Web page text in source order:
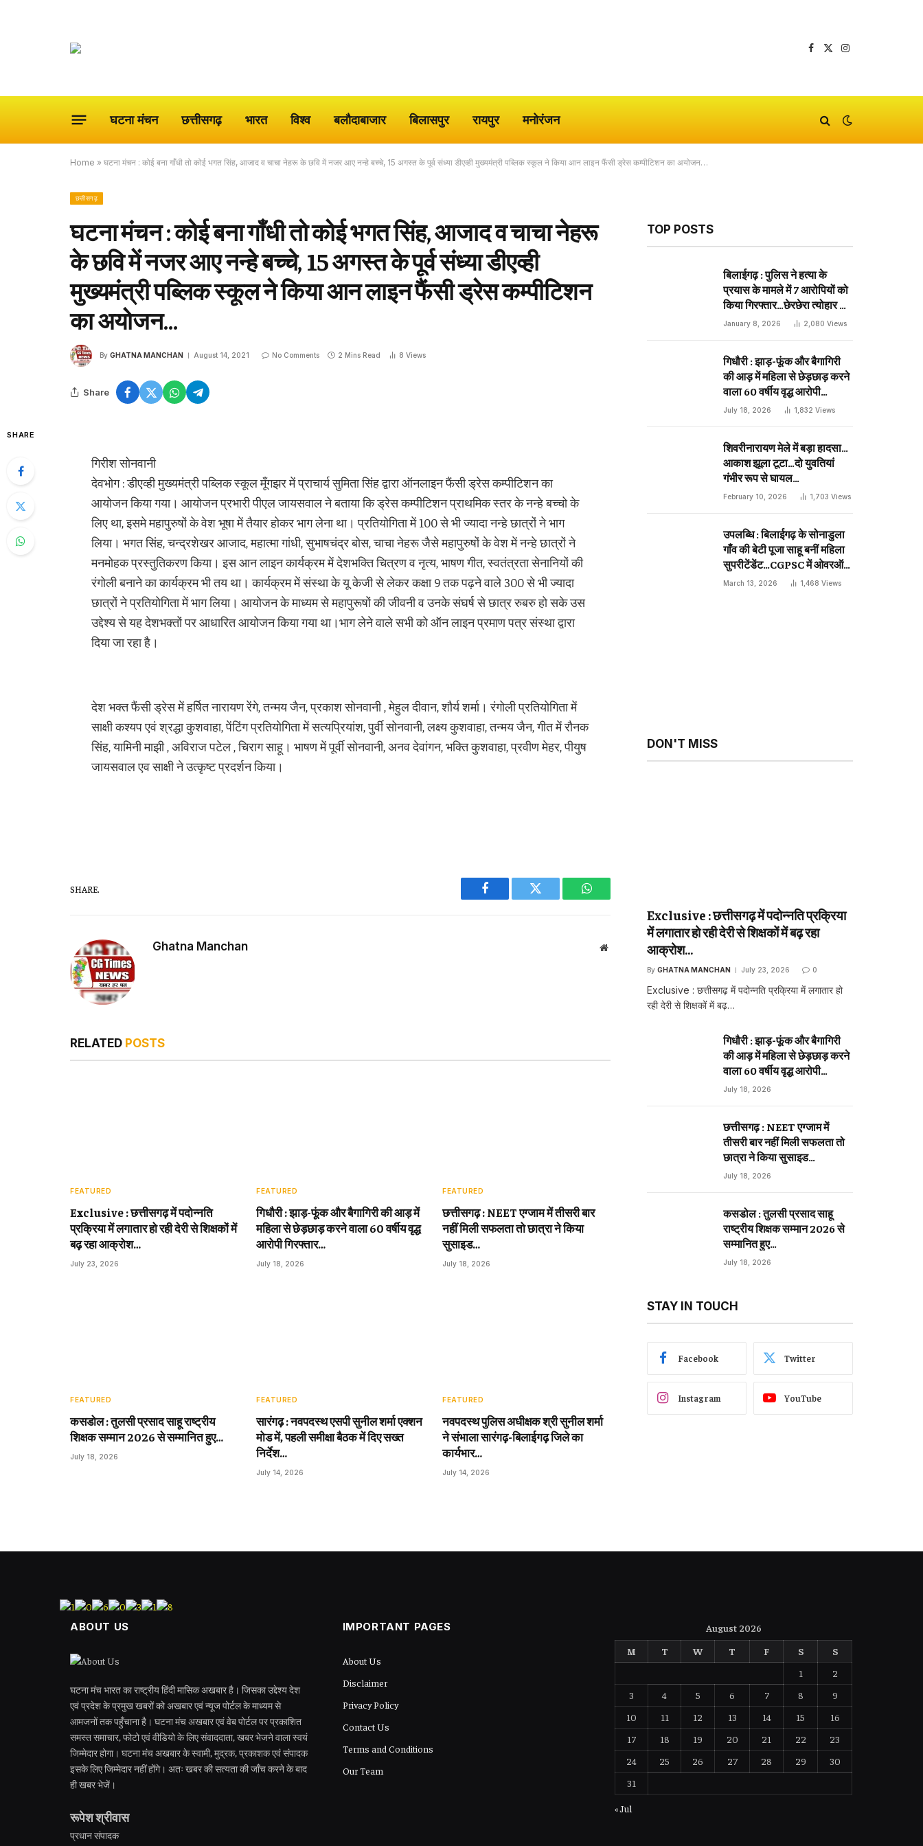
Facebook
X
Instagram
घटना मंचन छत्तीसगढ़ भारत विश्व बलौदाबाजार बिलासपुर रायपुर मनोरंजन
Home » घटना मंचन : कोई बना गाँधी तो कोई भगत सिंह, आजाद व चाचा नेहरू के छवि में नजर आए नन्हे बच्चे, 15 अगस्त के पूर्व संध्या डीएव्ही मुख्यमंत्री पब्लिक स्कूल ने किया आन लाइन फैंसी ड्रेस कम्पीटिशन का अयोजन…
छत्तीसगढ़
घटना मंचन : कोई बना गाँधी तो कोई भगत सिंह, आजाद व चाचा नेहरू
के छवि में नजर आए नन्हे बच्चे, 15 अगस्त के पूर्व संध्या डीएव्ही
मुख्यमंत्री पब्लिक स्कूल ने किया आन लाइन फैंसी ड्रेस कम्पीटिशन
का अयोजन…
By GHATNA MANCHAN August 14, 2021 No Comments 2 Mins Read 8 Views
Share
SHARE
गिरीश सोनवानी
देवभोग : डीएव्ही मुख्यमंत्री पब्लिक स्कूल मूँगझर में प्राचार्य सुमिता सिंह द्वारा ऑनलाइन फैंसी ड्रेस कम्पीटिशन का
आयोजन किया गया। आयोजन प्रभारी पीएल जायसवाल ने बताया कि ड्रेस कम्पीटिशन प्राथमिक स्तर के नन्हे बच्चो के
लिए था, इसमे महापुरुषों के वेश भूषा में तैयार होकर भाग लेना था। प्रतियोगिता में 100 से भी ज्यादा नन्हे छात्रों ने भाग
लिया। भगत सिंह, चन्द्रशेखर आजाद, महात्मा गांधी, सुभाषचंद्र बोस, चाचा नेहरू जैसे महापुरुषों के वेश में नन्हे छात्रों ने
मनमोहक प्रस्तुतिकरण किया। इस आन लाइन कार्यक्रम में देशभक्ति चित्रण व नृत्य, भाषण गीत, स्वतंत्रता सेनानियों की
रंगोली बनाने का कार्यक्रम भी तय था। कार्यक्रम में संस्था के यू केजी से लेकर कक्षा 9 तक पढ़ने वाले 300 से भी ज्यादा
छात्रों ने प्रतियोगिता में भाग लिया। आयोजन के माध्यम से महापुरूषों की जीवनी व उनके संघर्ष से छात्र रुबरु हो सके उस
उद्देश्य से यह देशभक्तों पर आधारित आयोजन किया गया था।भाग लेने वाले सभी को ऑन लाइन प्रमाण पत्र संस्था द्वारा
दिया जा रहा है।
देश भक्त फैंसी ड्रेस में हर्षित नारायण रेंगे, तन्मय जैन, प्रकाश सोनवानी , मेहुल दीवान, शौर्य शर्मा। रंगोली प्रतियोगिता में
साक्षी कश्यप एवं श्रद्धा कुशवाहा, पेंटिंग प्रतियोगिता में सत्यप्रियांश, पुर्वी सोनवानी, लक्ष्य कुशवाहा, तन्मय जैन, गीत में रौनक
सिंह, यामिनी माझी , अविराज पटेल , चिराग साहू। भाषण में पूर्वी सोनवानी, अनव देवांगन, भक्ति कुशवाहा, प्रवीण मेहर, पीयुष
जायसवाल एव साक्षी ने उत्कृष्ट प्रदर्शन किया।
SHARE.
Facebook Twitter WhatsApp
Ghatna Manchan Website
RELATED POSTS
FEATURED
Exclusive : छत्तीसगढ़ में पदोन्नति
प्रक्रिया में लगातार हो रही देरी से शिक्षकों में
बढ़ रहा आक्रोश…
July 23, 2026
FEATURED
गिधौरी : झाड़-फूंक और बैगागिरी की आड़ में
महिला से छेड़छाड़ करने वाला 60 वर्षीय वृद्ध
आरोपी गिरफ्तार…
July 18, 2026
FEATURED
छत्तीसगढ़ : NEET एग्जाम में तीसरी बार
नहीं मिली सफलता तो छात्रा ने किया
सुसाइड…
July 18, 2026
FEATURED
कसडोल : तुलसी प्रसाद साहू राष्ट्रीय
शिक्षक सम्मान 2026 से सम्मानित हुए…
July 18, 2026
FEATURED
सारंगढ़ : नवपदस्थ एसपी सुनील शर्मा एक्शन
मोड में, पहली समीक्षा बैठक में दिए सख्त
निर्देश…
July 14, 2026
FEATURED
नवपदस्थ पुलिस अधीक्षक श्री सुनील शर्मा
ने संभाला सारंगढ़-बिलाईगढ़ जिले का
कार्यभार…
July 14, 2026
TOP POSTS
बिलाईगढ़ : पुलिस ने हत्या के
प्रयास के मामले में 7 आरोपियों को
किया गिरफ्तार…छेरछेरा त्योहार के
दिन प्राणघातक हमले को दिया था
January 8, 2026 2,080 Views
गिधौरी : झाड़-फूंक और बैगागिरी
की आड़ में महिला से छेड़छाड़ करने
वाला 60 वर्षीय वृद्ध आरोपी
गिरफ्तार…
July 18, 2026 1,832 Views
शिवरीनारायण मेले में बड़ा हादसा…
आकाश झूला टूटा…दो युवतियां
गंभीर रूप से घायल…
February 10, 2026 1,703 Views
उपलब्धि : बिलाईगढ़ के सोनाडुला
गाँव की बेटी पूजा साहू बनीं महिला
सुपरीटेंडेंट…CGPSC में ओवरऑल
19 वीं रैंक…
March 13, 2026 1,468 Views
DON'T MISS
Exclusive : छत्तीसगढ़ में पदोन्नति प्रक्रिया
में लगातार हो रही देरी से शिक्षकों में बढ़ रहा
आक्रोश…
By GHATNA MANCHAN July 23, 2026 0
Exclusive : छत्तीसगढ़ में पदोन्नति प्रक्रिया में लगातार हो
रही देरी से शिक्षकों में बढ़…
गिधौरी : झाड़-फूंक और बैगागिरी
की आड़ में महिला से छेड़छाड़ करने
वाला 60 वर्षीय वृद्ध आरोपी
गिरफ्तार…
July 18, 2026
छत्तीसगढ़ : NEET एग्जाम में
तीसरी बार नहीं मिली सफलता तो
छात्रा ने किया सुसाइड…
July 18, 2026
कसडोल : तुलसी प्रसाद साहू
राष्ट्रीय शिक्षक सम्मान 2026 से
सम्मानित हुए…
July 18, 2026
STAY IN TOUCH
Facebook Twitter
Instagram YouTube
ABOUT US
घटना मंच भारत का राष्ट्रीय हिंदी मासिक अखबार है। जिसका उद्देश्य देश
एवं प्रदेश के प्रमुख खबरों को अखबार एवं न्यूज पोर्टल के माध्यम से
आमजनों तक पहुँचाना है। घटना मंच अखबार एवं वेब पोर्टल पर प्रकाशित
समस्त समाचार, फोटो एवं वीडियो के लिए संवाददाता, खबर भेजने वाला स्वयं
जिम्मेदार होगा। घटना मंच अखबार के स्वामी, मुद्रक, प्रकाशक एवं संपादक
इसके लिए जिम्मेदार नहीं होंगे। अतः खबर की सत्यता की जाँच करने के बाद
ही खबर भेजें।
रूपेश श्रीवास
प्रधान संपादक
IMPORTANT PAGES
About Us
Disclaimer
Privacy Policy
Contact Us
Terms and Conditions
Our Team
August 2026
M
T W T F S
S
1
2
3
4 5 6 7 8
9
10
11 12 13 14 15
16
17
18 19 20 21 22
23
24
25 26 27 28 29
30
31
« Jul